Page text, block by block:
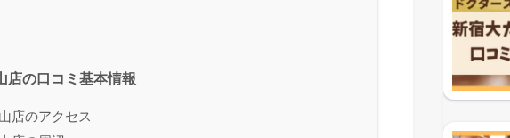
店の口コミ基本情報
店のアクセス